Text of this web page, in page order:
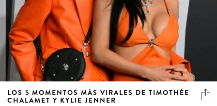
LOS 5 MOMENTOS MÁS VIRALES DE TIMOTHÉE
CHALAMET Y KYLIE JENNER